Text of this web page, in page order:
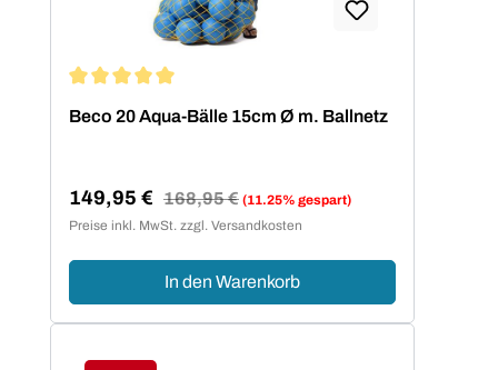
Beco 20 Aqua-Bälle 15cm Ø m. Ballnetz
Verkaufspreis:
149,95 € Regulärer Preis:
168,95 € (11.25% gespart)
Preise inkl. MwSt. zzgl. Versandkosten
In den Warenkorb